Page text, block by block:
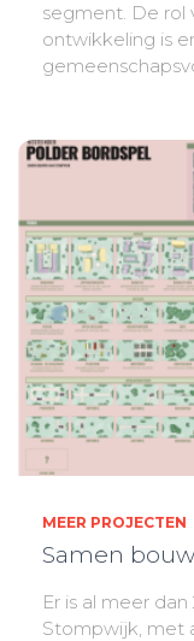
segment. De rol
ontwikkeling is
MEER PROJECTEN
Samen
Er is al meer
Stompwijk, met